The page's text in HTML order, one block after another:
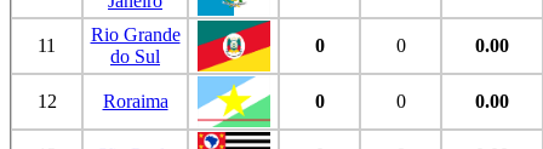
11
Rio Grande
do Sul
0 0 0.00
12 Roraima 0 0 0.00